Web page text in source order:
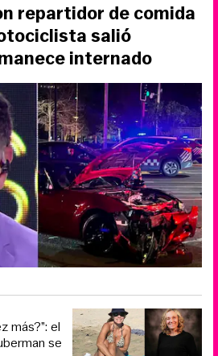
repartidor de comida
salió
internado
más?”: el
se